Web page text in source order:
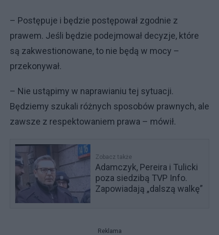
– Postępuje i będzie postępował zgodnie z
prawem. Jeśli będzie podejmował decyzje, które
są zakwestionowane, to nie będą w mocy –
przekonywał.
– Nie ustąpimy w naprawianiu tej sytuacji.
Będziemy szukali różnych sposobów prawnych, ale
zawsze z respektowaniem prawa – mówił.
Zobacz także
Adamczyk, Pereira i Tulicki
poza siedzibą TVP Info.
Zapowiadają „dalszą walkę”
Reklama